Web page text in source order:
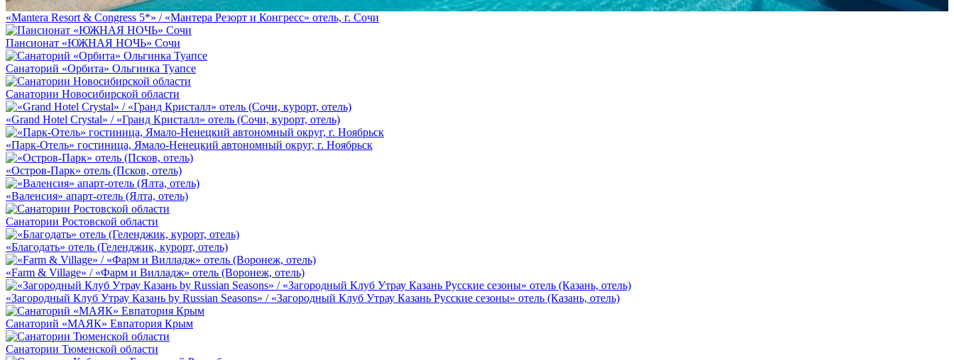
«Mantera Resort & Congress 5*» / «Мантера Резорт и Конгресс» отель, г. Сочи
Пансионат «ЮЖНАЯ НОЧЬ» Сочи
Санаторий «Орбита» Ольгинка Туапсе
Санатории Новосибирской области
«Grand Hotel Crystal» / «Гранд Кристалл» отель (Сочи, курорт, отель)
«Парк-Отель» гостиница, Ямало-Ненецкий автономный округ, г. Ноябрьск
«Остров-Парк» отель (Псков, отель)
«Валенсия» апарт-отель (Ялта, отель)
Санатории Ростовской области
«Благодать» отель (Геленджик, курорт, отель)
«Farm & Village» / «Фарм и Вилладж» отель (Воронеж, отель)
«Загородный Клуб Утрау Казань by Russian Seasons» / «Загородный Клуб Утрау Казань Русские сезоны» отель (Казань, отель)
Санаторий «МАЯК» Евпатория Крым
Санатории Тюменской области